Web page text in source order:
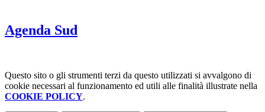
Agenda Sud
Questo sito o gli strumenti terzi da questo utilizzati si avvalgono di
cookie necessari al funzionamento ed utili alle finalità illustrate nella
COOKIE POLICY.